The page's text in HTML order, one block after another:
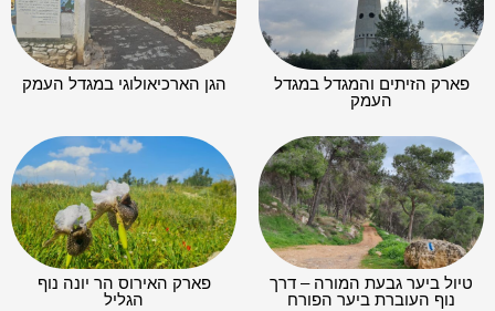
פארק הזיתים והמגדל במגדל
העמק
הגן הארכיאולוגי במגדל העמק
טיול ביער גבעת המורה – דרך
נוף העוברת ביער הפורח
פארק האירוס הר יונה נוף
הגליל